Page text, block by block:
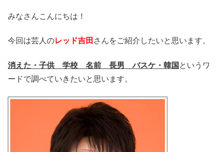
みなさんこんにちは！
今回は芸人のレッド吉田 さんをご紹介したいと思います。
消えた・子供 学校 名前 長男 バスケ・韓国 というワ
ードで調べていきたいと思います。